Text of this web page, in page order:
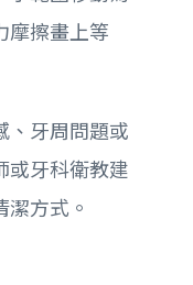
摩擦畫上等
、牙周問題或
或牙科衛教建
方式。